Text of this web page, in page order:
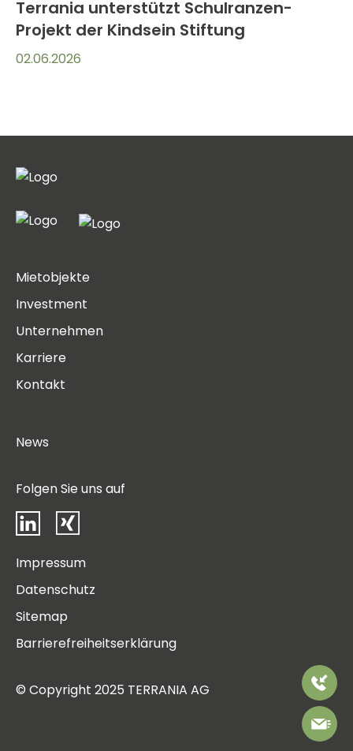
Terrania unterstützt Schulranzen-
Projekt der Kindsein Stiftung
02.06.2026
Rufen
Sie
uns
an
Bitte
Mietobjekte
Investment
Unternehmen
Karriere
Kontakt
News
Folgen Sie uns auf
LinkedIn
Xing
Impressum
Datenschutz
Sitemap
Barrierefreiheitserklärung
© Copyright 2025 TERRANIA AG